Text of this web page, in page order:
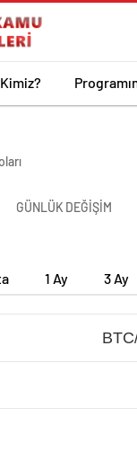
GÜNLÜK DEĞİŞİM
1 Ay 3 Ay